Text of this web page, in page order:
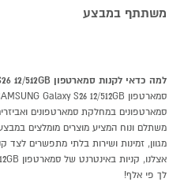
משתתף במבצע
למה כדאי לקנות סמארטפון SAMSUNG Galaxy S26 12/512GB לבן ב-P1000
מגוון, זמינות ושירות בלתי מתפשרים לצד
לך פי אלף!